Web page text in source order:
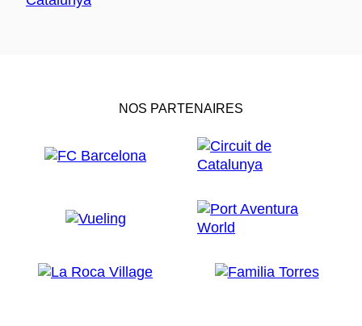
NOS PARTENAIRES